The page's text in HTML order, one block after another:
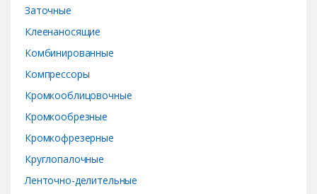
Заточные
Клеенаносящие
Комбинированные
Компрессоры
Кромкооблицовочные
Кромкообрезные
Кромкофрезерные
Круглопалочные
Ленточно-делительные